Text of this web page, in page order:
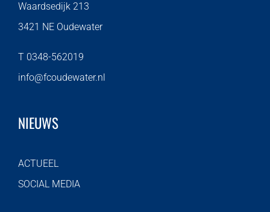
Waardsedijk 213
3421 NE Oudewater
T 0348-562019
info@fcoudewater.nl
NIEUWS
ACTUEEL
SOCIAL MEDIA